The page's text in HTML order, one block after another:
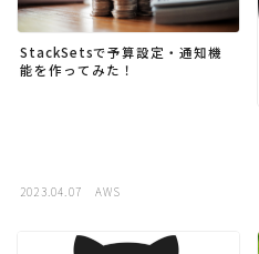
リモートワーク
StackSetsで予算設定・通知機
能を作ってみた！
2023.04.07 AWS